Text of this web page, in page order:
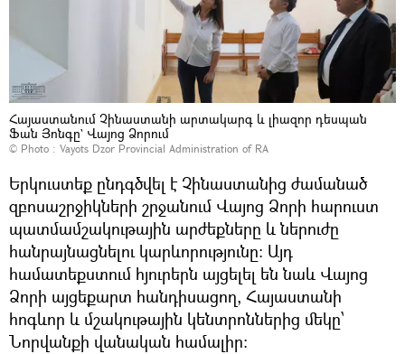
Հայաստանում Չինաստանի արտակարգ և լիազոր դեսպան
Ֆան Յոնգը` Վայոց Ձորում
© Photo : Vayots Dzor Provincial Administration of RA
Երկուստեք ընդգծվել է Չինաստանից ժամանած
զբոսաշրջիկների շրջանում Վայոց Ձորի հարուստ
պատմամշակութային արժեքները և ներուժը
հանրայնացնելու կարևորությունը։ Այդ
համատեքստում հյուրերն այցելել են նաև Վայոց
Ձորի այցեքարտ հանդիսացող, Հայաստանի
հոգևոր և մշակութային կենտրոններից մեկը՝
Նորվանքի վանական համալիր։